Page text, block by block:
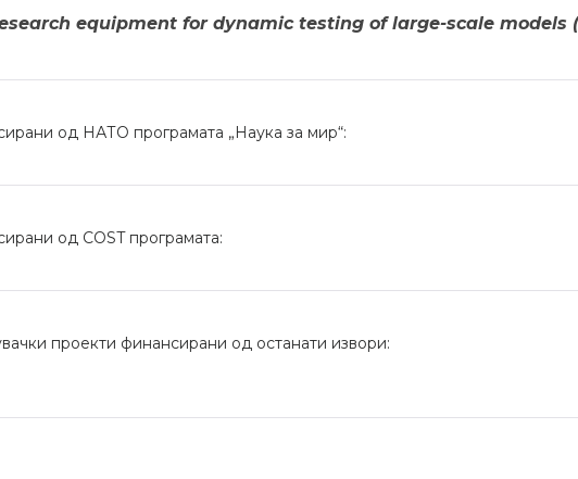
equipment for dynamic testing of large-scale models
од НАТО програмата „Наука за мир“:
од COST програмата:
проекти финансирани од останати извори: